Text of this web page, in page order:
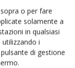
o per fare
solamente a
in qualsiasi
i
di gestione